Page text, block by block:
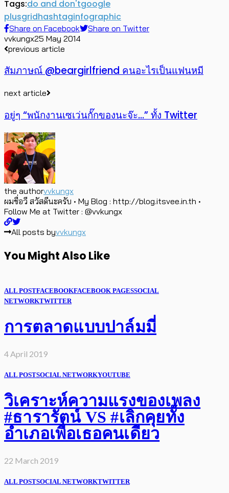
Tags:do and don'tgoogle
plusgridhashtaginfographic
Share on Facebook
Share on Twitter
vvkungx25 May 2014
previous article
สัมภาษณ์ @beargirlfriend คนอะไรเป็นแฟนหมี
next article
อยู่ๆ “พนักงานเซเว่นกั๊กของนะจ๊ะ…” ทั้ง Twitter
the authorvvkungx
ผมชื่อวี สวัสดีนะครับ • My Blog : http://blog.itsvee.in.th •
Follow Me at Twitter : @vvkungx
All posts byvvkungx
You Might Also Like
ALL POSTFACEBOOKFACEBOOK PAGESSOCIAL
NETWORKTWITTER
การตลาดแบบปาล์มมี่
4 April 2019
ALL POSTSOCIAL NETWORKYOUTUBE
วิเคราะห์ความแรงของเพลง
#ธารารัตน์ VS #เลิกคุยทั้ง
อำเภอเพื่อเธอคนเดียว
22 March 2019
ALL POSTSOCIAL NETWORKTWITTER